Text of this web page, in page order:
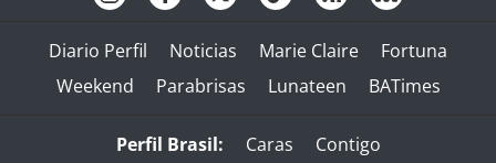
Diario Perfil Noticias Marie Claire
Fortuna
Weekend
Parabrisas Lunateen BATimes
Perfil Brasil: Caras
Contigo